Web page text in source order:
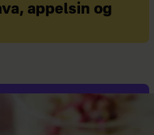
appelsin og